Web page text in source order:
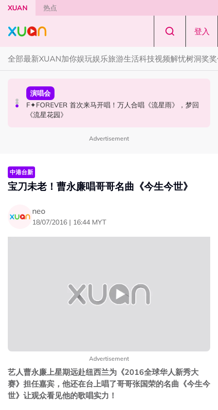
Skip to main content
XUAN 热点
登入
全部最新XUAN加你娱玩娱乐旅游生活科技视频解忧树洞奖
国际星闻
张员瑛频陷耍大牌争议！首度吐心声：真相终究会浮出水
面！
演唱会
F✦FOREVER 首次来马开唱！万人合唱《流星雨》，梦回
《流星花园》
国际星闻
CORTIS MARTIN一开口就沦陷！深情演绎JANNABI歌曲
获网友狂赞！
Advertisement
中港台新
宝刀未老！曹永廉唱哥哥名曲《今生今世》
neo
18/07/2016 | 16:44 MYT
Advertisement
艺人曹永廉上星期远赴纽西兰为《2016全球华人新秀大
赛》担任嘉宾，他还在台上唱了哥哥张国荣的名曲《今生今
世》让观众看见他的歌唱实力！